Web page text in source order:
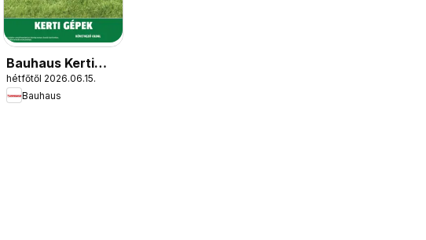
Bauhaus Kerti
Gépek
hétfőtől 2026.06.15.
Bauhaus